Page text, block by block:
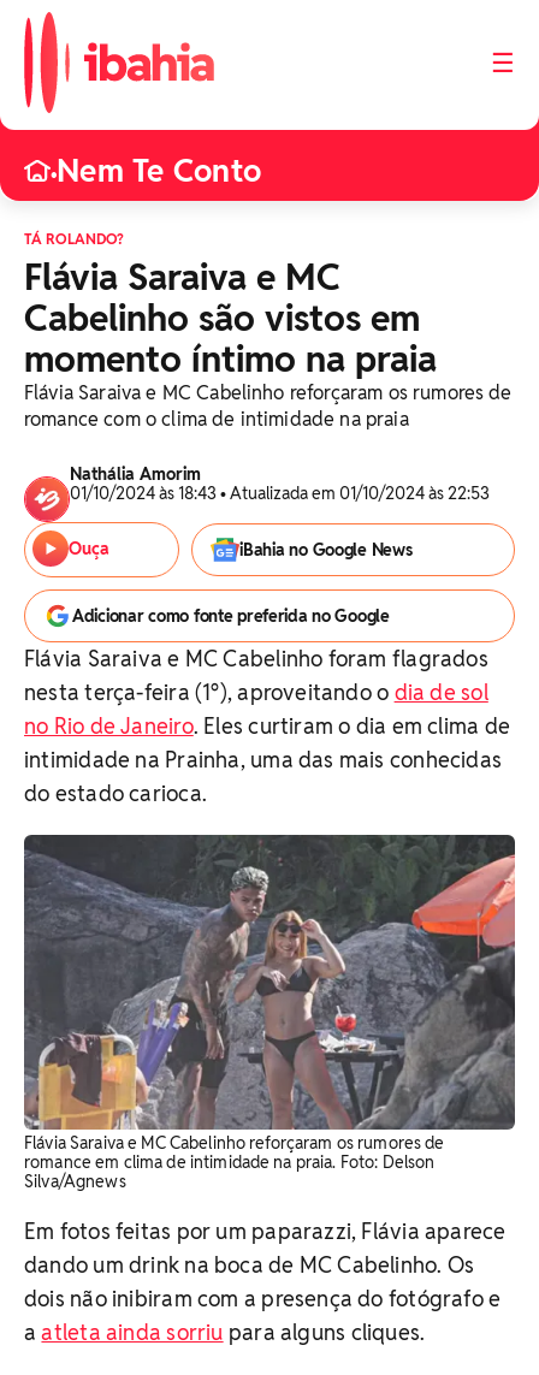
☰
•Nem Te Conto
TÁ ROLANDO?
Flávia Saraiva e MC
Cabelinho são vistos em
momento íntimo na praia
Flávia Saraiva e MC Cabelinho reforçaram os rumores de
romance com o clima de intimidade na praia
Nathália Amorim
01/10/2024 às 18:43 • Atualizada em 01/10/2024 às 22:53
Ouça iBahia no Google News
Adicionar como fonte preferida no Google
Flávia Saraiva e MC Cabelinho foram flagrados
nesta terça-feira (1°), aproveitando o dia de sol
no Rio de Janeiro. Eles curtiram o dia em clima de
intimidade na Prainha, uma das mais conhecidas
do estado carioca.
Flávia Saraiva e MC Cabelinho reforçaram os rumores de
romance em clima de intimidade na praia. Foto: Delson
Silva/Agnews
Em fotos feitas por um paparazzi, Flávia aparece
dando um drink na boca de MC Cabelinho. Os
dois não inibiram com a presença do fotógrafo e
aatleta ainda sorriu para alguns cliques.